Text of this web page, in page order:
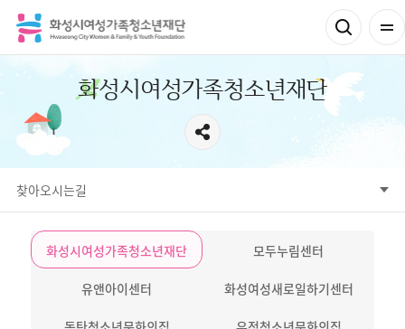
화성시여성가족청소년재단
찾아오시는길
화성시여성가족청소년재단
모두누림센터
유앤아이센터
화성여성새로일하기센터
동탄청소년문화의집
우정청소년문화의집
봉담청소년문화의집
화성시성폭력·가정폭력통합상담소
화성시청소년성문화센터
청소년놀터
여성비전센터
청소년시설
종합체육시설
찾아오시는길
화성시여성가족청소년재단 모두누림센터
유앤아이센터 화성여성새로일하기센터